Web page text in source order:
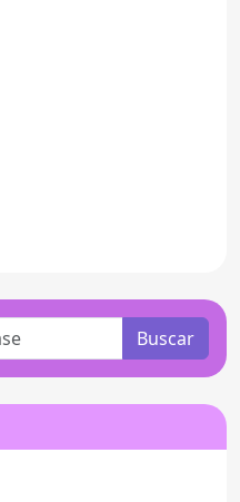
Buscar